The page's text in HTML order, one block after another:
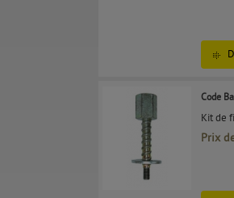
Code
Kit de
Prix